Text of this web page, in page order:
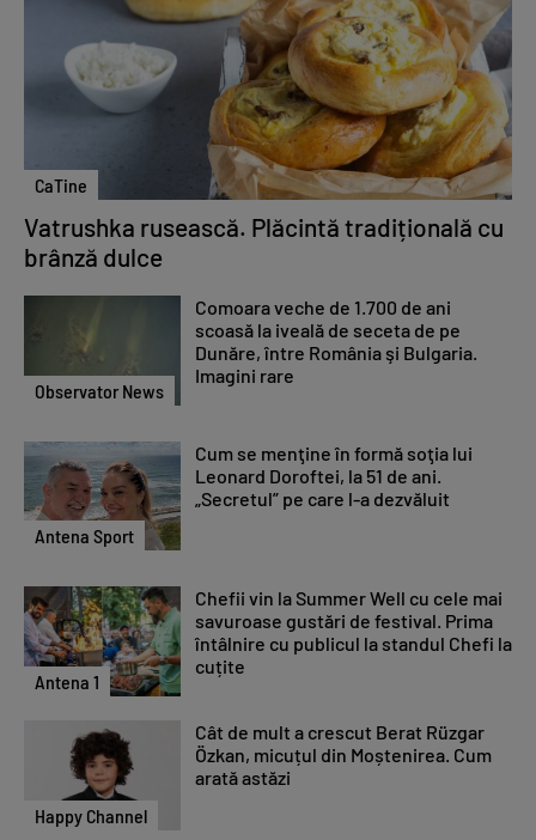
CaTine
Vatrushka rusească. Plăcintă tradițională cu
brânză dulce
Observator News
Comoara veche de 1.700 de ani
scoasă la iveală de seceta de pe
Dunăre, între România şi Bulgaria.
Imagini rare
Antena Sport
Cum se menţine în formă soţia lui
Leonard Doroftei, la 51 de ani.
„Secretul” pe care l-a dezvăluit
Antena 1
Chefii vin la Summer Well cu cele mai
savuroase gustări de festival. Prima
întâlnire cu publicul la standul Chefi la
cuțite
Happy Channel
Cât de mult a crescut Berat Rüzgar
Özkan, micuțul din Moștenirea. Cum
arată astăzi